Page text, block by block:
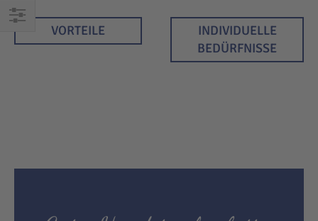
EINKAUFENVORTEILE
INDIVIDUELLE
BEDÜRFNISSE